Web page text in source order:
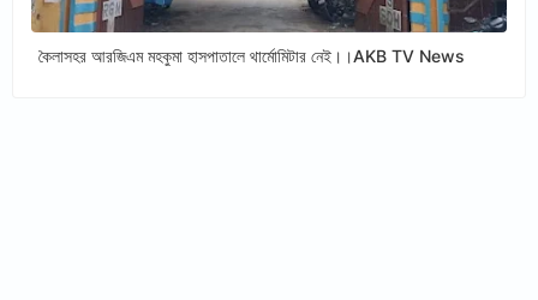
কৈলাসহর আরজিএম মহকুমা হাসপাতালে থার্মোমিটার নেই।।AKB TV News